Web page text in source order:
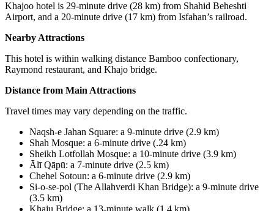
Khajoo hotel is 29-minute drive (28 km) from Shahid Beheshti
Airport, and a 20-minute drive (17 km) from Isfahan’s railroad.
Nearby Attractions
This hotel is within walking distance Bamboo confectionary,
Raymond restaurant, and Khajo bridge.
Distance from Main Attractions
Travel times may vary depending on the traffic.
Naqsh-e Jahan Square: a 9-minute drive (2.9 km)
Shah Mosque: a 6-minute drive ( 2.4 km)
Sheikh Lotfollah Mosque: a 10-minute drive (3.9 km)
Ālī Qāpū: a 7-minute drive (2.5 km)
Chehel Sotoun: a 6-minute drive (2.9 km)
Si-o-se-pol (The Allahverdi Khan Bridge): a 9-minute drive
(3.5 km)